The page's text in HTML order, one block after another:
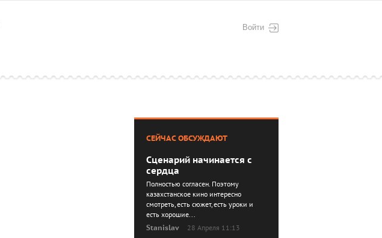
Войти
СЕЙЧАС ОБСУЖДАЮТ
Сценарий начинается с
сердца
Полностью согласен. Поэтому
казахстанское кино интересно
смотреть, есть сюжет, есть уроки и
есть хорошие...
Stanislav
28 Апреля 11:13